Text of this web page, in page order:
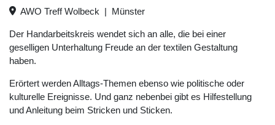
AWO Treff Wolbeck | Münster
Der Handarbeitskreis wendet sich an alle, die bei einer
geselligen Unterhaltung Freude an der textilen Gestaltung
haben.
Erörtert werden Alltags-Themen ebenso wie politische oder
kulturelle Ereignisse. Und ganz nebenbei gibt es Hilfestellung
und Anleitung beim Stricken und Sticken.